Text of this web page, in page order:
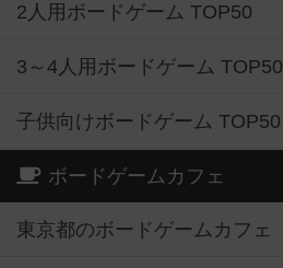
2人用ボードゲーム TOP50
3～4人用ボードゲーム TOP50
子供向けボードゲーム TOP50
ボードゲームカフェ
東京都のボードゲームカフェ